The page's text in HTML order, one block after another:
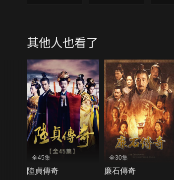
其他人也看了
全45集
陸貞傳奇
全30集
廉石傳奇